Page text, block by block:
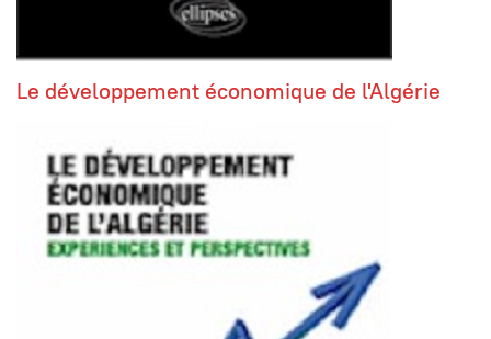
Le développement économique de l'Algérie